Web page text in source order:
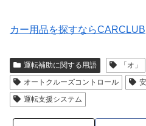
カー用品を探すならCARCLUB
運転補助に関する用語 「オ」
オートクルーズコントロール
運転支援システム